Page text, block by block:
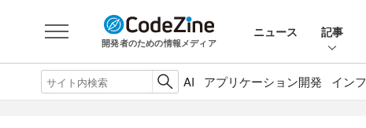
開発者のための情報メディア
ニュース 記事
AI アプリケーション開発 イン